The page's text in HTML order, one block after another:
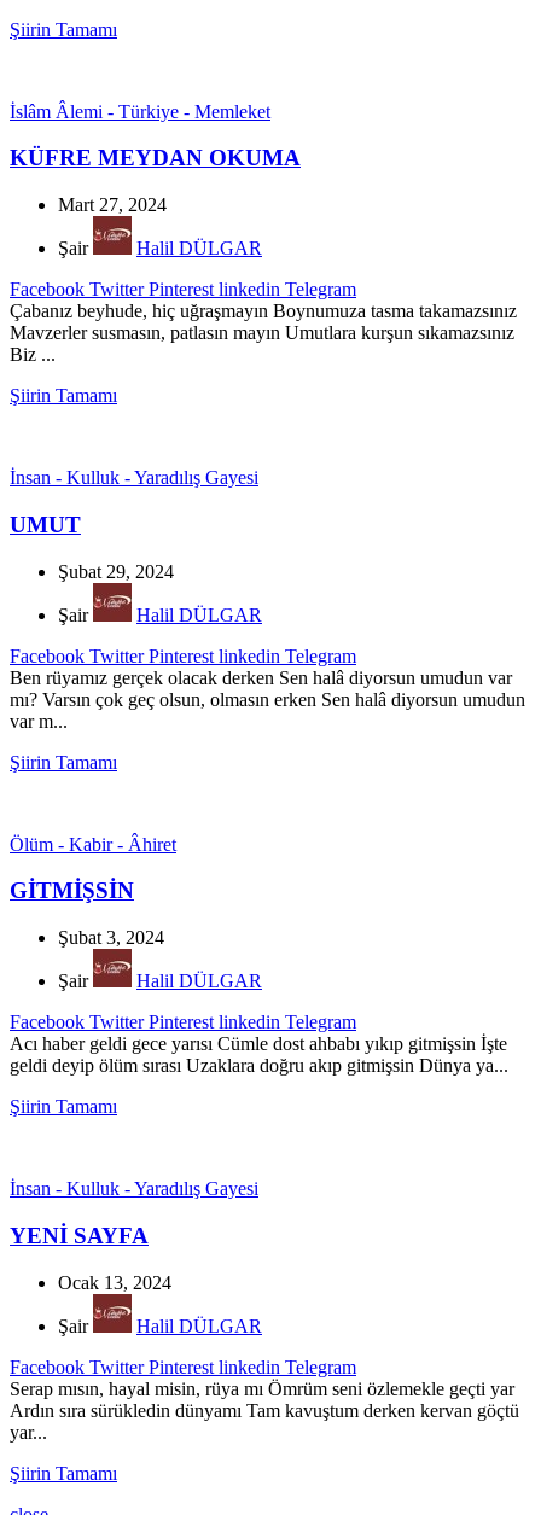
Şiirin Tamamı
İslâm Âlemi - Türkiye - Memleket
KÜFRE MEYDAN OKUMA
Mart 27, 2024
Şair
Halil DÜLGAR
Facebook Twitter Pinterest linkedin Telegram
Çabanız beyhude, hiç uğraşmayın Boynumuza tasma takamazsınız
Mavzerler susmasın, patlasın mayın Umutlara kurşun sıkamazsınız
Biz ...
Şiirin Tamamı
İnsan - Kulluk - Yaradılış Gayesi
UMUT
Şubat 29, 2024
Şair
Halil DÜLGAR
Facebook Twitter Pinterest linkedin Telegram
Ben rüyamız gerçek olacak derken Sen halâ diyorsun umudun var
mı? Varsın çok geç olsun, olmasın erken Sen halâ diyorsun umudun
var m...
Şiirin Tamamı
Ölüm - Kabir - Âhiret
GİTMİŞSİN
Şubat 3, 2024
Şair
Halil DÜLGAR
Facebook Twitter Pinterest linkedin Telegram
Acı haber geldi gece yarısı Cümle dost ahbabı yıkıp gitmişsin İşte
geldi deyip ölüm sırası Uzaklara doğru akıp gitmişsin Dünya ya...
Şiirin Tamamı
İnsan - Kulluk - Yaradılış Gayesi
YENİ SAYFA
Ocak 13, 2024
Şair
Halil DÜLGAR
Facebook Twitter Pinterest linkedin Telegram
Serap mısın, hayal misin, rüya mı Ömrüm seni özlemekle geçti yar
Ardın sıra sürükledin dünyamı Tam kavuştum derken kervan göçtü
yar...
Şiirin Tamamı